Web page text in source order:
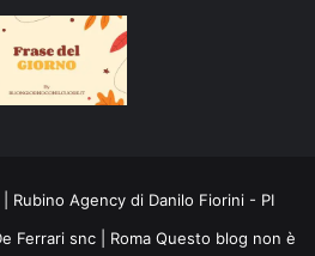
Rubino Agency di Danilo Fiorini - PI
Ferrari snc | Roma Questo blog non è